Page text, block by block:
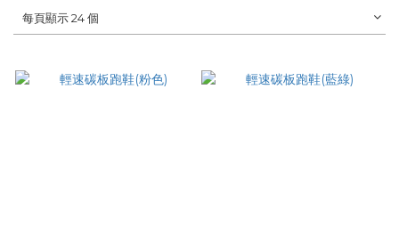
每頁顯示 24 個